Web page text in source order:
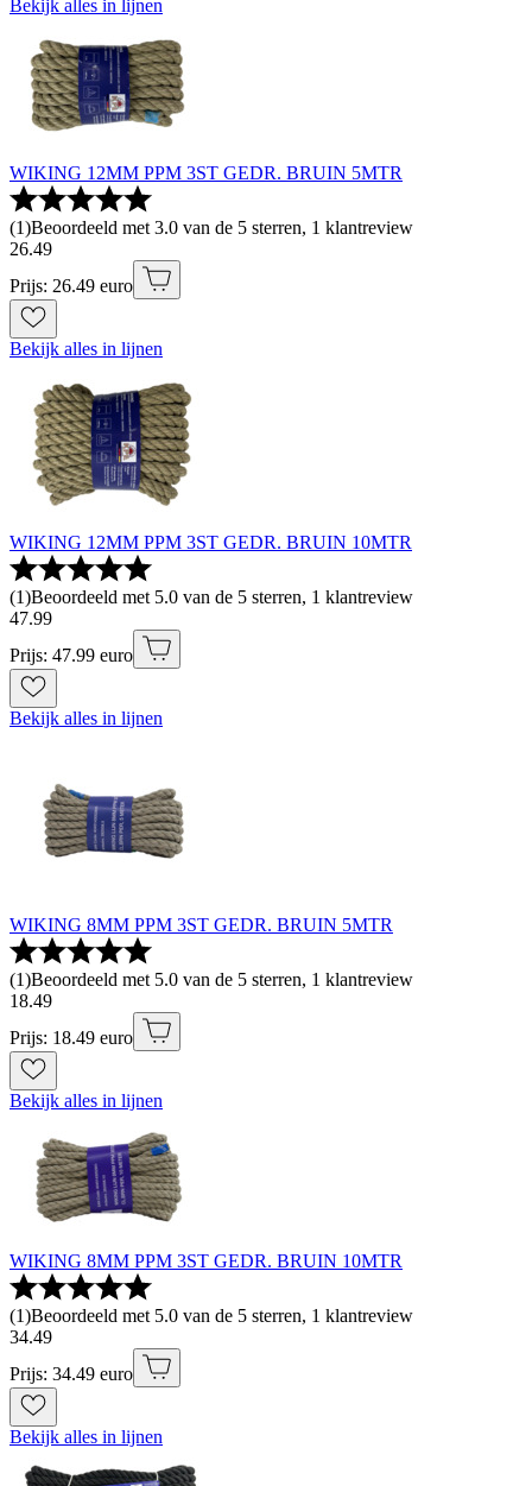
Bekijk alles in lijnen
WIKING 12MM PPM 3ST GEDR. BRUIN 5MTR
(1)Beoordeeld met 3.0 van de 5 sterren, 1 klantreview
26.49
Prijs: 26.49 euro
Bekijk alles in lijnen
WIKING 12MM PPM 3ST GEDR. BRUIN 10MTR
(1)Beoordeeld met 5.0 van de 5 sterren, 1 klantreview
47.99
Prijs: 47.99 euro
Bekijk alles in lijnen
WIKING 8MM PPM 3ST GEDR. BRUIN 5MTR
(1)Beoordeeld met 5.0 van de 5 sterren, 1 klantreview
18.49
Prijs: 18.49 euro
Bekijk alles in lijnen
WIKING 8MM PPM 3ST GEDR. BRUIN 10MTR
(1)Beoordeeld met 5.0 van de 5 sterren, 1 klantreview
34.49
Prijs: 34.49 euro
Bekijk alles in lijnen